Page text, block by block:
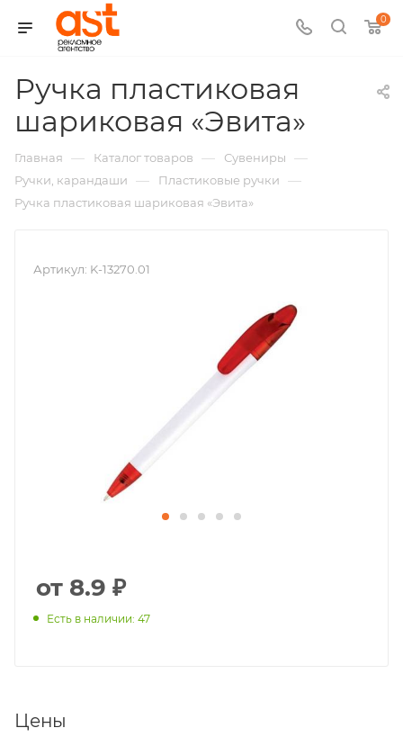
0
Ручка пластиковая
шариковая «Эвита»
арт.:
Главная — Каталог товаров — Сувениры —
Ручки, карандаши — Пластиковые ручки —
Ручка пластиковая шариковая «Эвита»
Артикул: K-13270.01
от 8.9 ₽
Есть в наличии: 47
Цены